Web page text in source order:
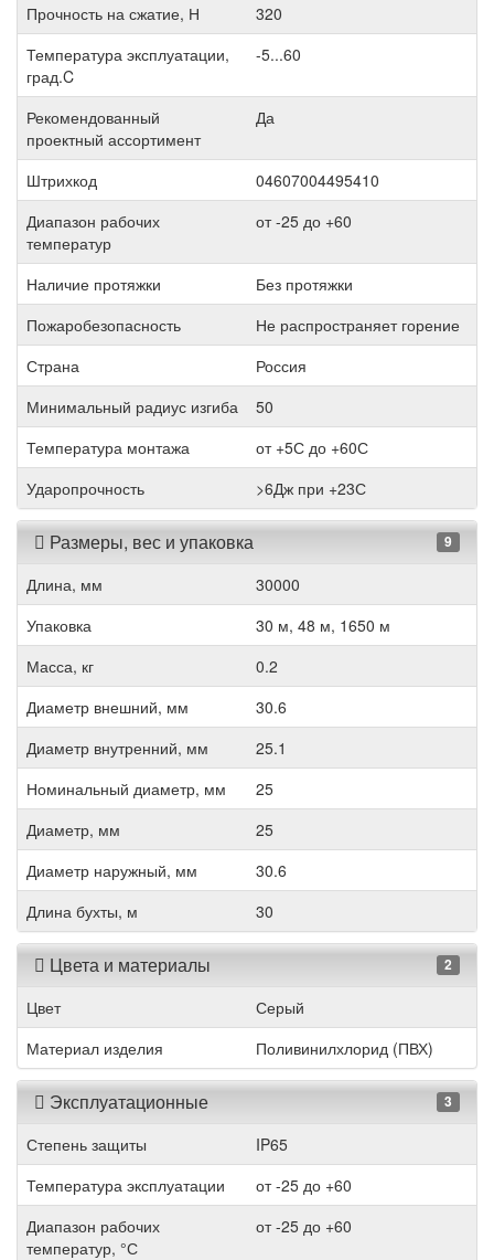
Прочность на сжатие, Н
320
Температура эксплуатации,
град.C
-5...60
Рекомендованный
проектный ассортимент
Да
Штрихкод
04607004495410
Диапазон рабочих
температур
от -25 до +60
Наличие протяжки
Без протяжки
Пожаробезопасность
Не распространяет горение
Страна
Россия
Минимальный радиус изгиба
50
Температура монтажа
от +5С до +60С
Ударопрочность
>6Дж при +23С
Размеры, вес и упаковка 9
Длина, мм
30000
Упаковка
30 м, 48 м, 1650 м
Масса, кг
0.2
Диаметр внешний, мм
30.6
Диаметр внутренний, мм
25.1
Номинальный диаметр, мм
25
Диаметр, мм
25
Диаметр наружный, мм
30.6
Длина бухты, м
30
Цвета и материалы 2
Цвет
Серый
Материал изделия
Поливинилхлорид (ПВХ)
Эксплуатационные 3
Степень защиты
IP65
Температура эксплуатации
от -25 до +60
Диапазон рабочих
температур, °С
от -25 до +60